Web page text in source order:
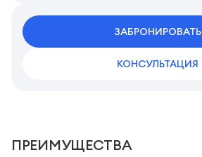
Жилая площадь
ЗАБРОНИРОВАТЬ
КОНСУЛЬТАЦИЯ
ПРЕИМУЩЕСТВА